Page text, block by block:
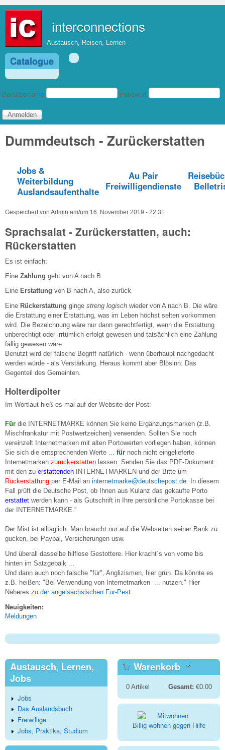
interconnections
Austausch, Reisen, Lernen
Catalogue
Benutzeranmeldung
Benutzername Passwort
Dummdeutsch - Zurückerstatten
Jobs &
Weiterbildung
Auslandsaufenthalte
Au Pair
Freiwilligendienste
Gespeichert von Admin am/um 16. November 2019 - 22:31
Sprachsalat - Zurückerstatten, auch:
Rückerstatten
Es ist einfach:
Eine Zahlung geht von A nach B
Eine Erstattung von B nach A, also zurück
Eine Rückerstattung ginge streng logisch wieder von A nach B. Die wäre
die Erstattung einer Erstattung, was im Leben höchst selten vorkommen
wird. Die Bezeichnung wäre nur dann gerechtfertigt, wenn die Erstattung
unberechtigt oder irrtümlich erfolgt gewesen und tatsächlich eine Zahlung
fällig gewesen wäre.
Benutzt wird der falsche Begriff natürlich - wenn überhaupt nachgedacht
werden würde - als Verstärkung. Heraus kommt aber Blösinn: Das
Gegenteil des Gemeinten.
Holterdipolter
Im Wortlaut hieß es mal auf der Website der Post:
Für die INTERNETMARKE können Sie keine Ergänzungsmarken (z.B.
Mischfrankatur mit Postwertzeichen) verwenden. Sollten Sie noch
vereinzelt Internetmarken mit alten Portowerten vorliegen haben, können
Sie sich die entsprechenden Werte ... für noch nicht eingelieferte
Internetmarken zurückerstatten lassen. Senden Sie das PDF-Dokument
mit den zu erstattenden INTERNETMARKEN und der Bitte um
Rückerstattung per E-Mail an internetmarke@deutschepost.de. In diesem
Fall prüft die Deutsche Post, ob Ihnen aus Kulanz das gekaufte Porto
erstattet werden kann - als Gutschrift in Ihre persönliche Portokasse bei
der INTERNETMARKE."
Der Mist ist alltäglich. Man braucht nur auf die Webseiten seiner Bank zu
gucken, bei Paypal, Versicherungen usw.
Und überall dasselbe hilflose Gestottere. Hier kracht´s von vorne bis
hinten im Satzgebälk ...
Und dann auch noch falsche "für", Anglizismen, hier grün. Da könnte es
z.B. heißen: "Bei Verwendung von Internetmarken ... nutzen." Hier
Näheres zu der angelsächsischen Für-Pest
Neuigkeiten:
Meldungen
Austausch, Lernen,
Jobs
Jobs
Das Auslandsbuch
Freiwillige
Jobs, Praktika, Studium
Warenkorb
0Artikel Gesamt: €0.00
Billig wohnen gegen Hilfe